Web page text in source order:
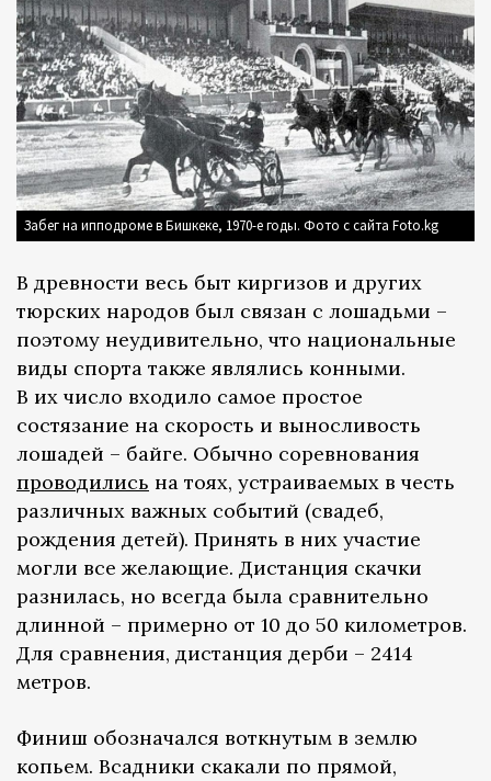
Забег на ипподроме в Бишкеке, 1970-е годы. Фото с сайта Foto.kg
В древности весь быт киргизов и других
тюрских народов был связан с лошадьми –
поэтому неудивительно, что национальные
виды спорта также являлись конными.
В их число входило самое простое
состязание на скорость и выносливость
лошадей – байге. Обычно соревнования
проводились на тоях, устраиваемых в честь
различных важных событий (свадеб,
рождения детей). Принять в них участие
могли все желающие. Дистанция скачки
разнилась, но всегда была сравнительно
длинной – примерно от 10 до 50 километров.
Для сравнения, дистанция дерби – 2414
метров.
Финиш обозначался воткнутым в землю
копьем. Всадники скакали по прямой,